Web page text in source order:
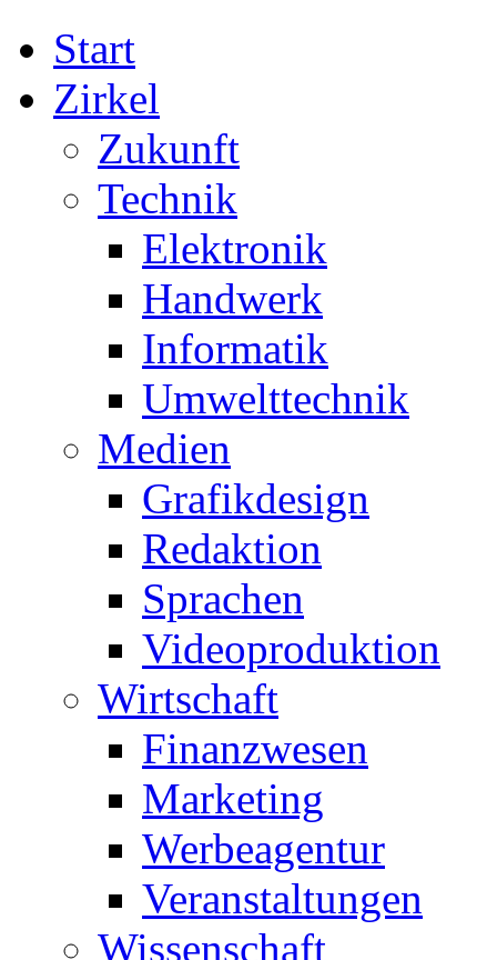
Start
Zirkel
Zukunft
Technik
Elektronik
Handwerk
Informatik
Umwelttechnik
Medien
Grafikdesign
Redaktion
Sprachen
Videoproduktion
Wirtschaft
Finanzwesen
Marketing
Werbeagentur
Veranstaltungen
Wissenschaft